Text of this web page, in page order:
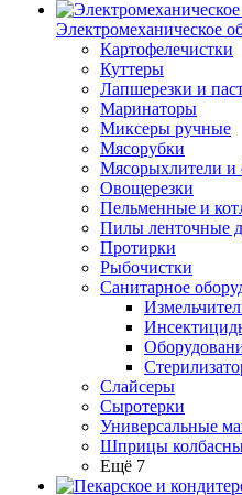
Электромеханическое
Картофелечистки
Куттеры
Лапшерезки и
Маринаторы
Миксеры ручные
Мясорубки
Мясорыхлители
Овощерезки
Пельменные и
Пилы ленточные
Протирки
Рыбочистки
Санитарное
Слайсеры
Сыротерки
Универсальные
Шприцы
Ещё 7